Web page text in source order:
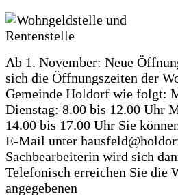
Ab 1. November: Neue
sich die Öffnungszeiten der
Gemeinde Holdorf wie folgt:
Dienstag: 8.00 bis 12.00 Uhr
14.00 bis 17.00 Uhr Sie
E-Mail unter
Sachbearbeiterin wird sich
Telefonisch erreichen Sie die
angegebenen